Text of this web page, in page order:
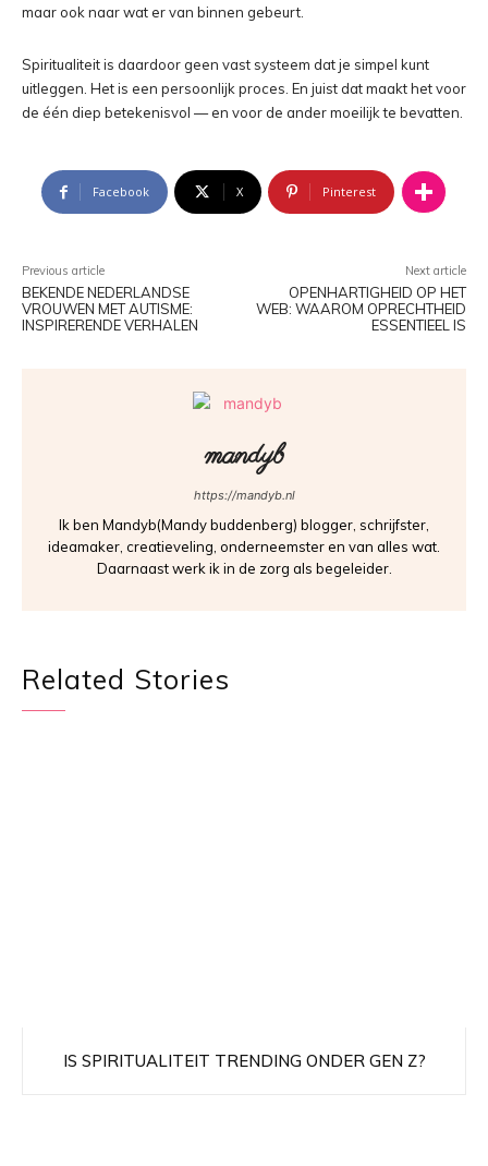
maar ook naar wat er van binnen gebeurt.
Spiritualiteit is daardoor geen vast systeem dat je simpel kunt
uitleggen. Het is een persoonlijk proces. En juist dat maakt het voor
de één diep betekenisvol — en voor de ander moeilijk te bevatten.
Facebook X Pinterest
Previous article
BEKENDE NEDERLANDSE
VROUWEN MET AUTISME:
INSPIRERENDE VERHALEN
Next article
OPENHARTIGHEID OP HET
WEB: WAAROM OPRECHTHEID
ESSENTIEEL IS
mandyb
https://mandyb.nl
Ik ben Mandyb(Mandy buddenberg) blogger, schrijfster,
ideamaker, creatieveling, onderneemster en van alles wat.
Daarnaast werk ik in de zorg als begeleider.
Related Stories
IS SPIRITUALITEIT TRENDING ONDER GEN Z?